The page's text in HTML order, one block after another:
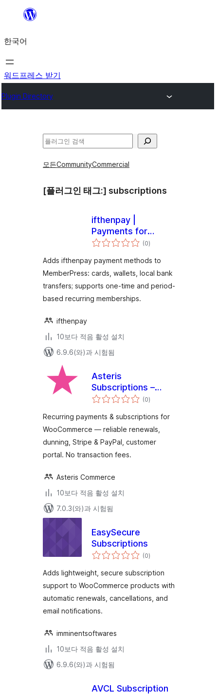
츠
로
바
가
한국어
워드프레스 받기
Plugin Directory
검
모든CommunityCommercial
[플러그인 태그:] subscriptions
ifthenpay |
Payments for
MemberPress
(0전
체
점
)
Adds ifthenpay payment methods to
MemberPress: cards, wallets, local bank
transfers; supports one-time and period-
based recurring memberships.
ifthenpay
10보다 적음 활성 설치
6.9.6(와)과 시험됨
Asteris
Subscriptions –
Recurring Payments
WooCommerce
(0전
체
점
)
Recurring payments & subscriptions for
WooCommerce — reliable renewals,
dunning, Stripe & PayPal, customer
portal. No transaction fees.
Asteris Commerce
10보다 적음 활성 설치
7.0.3(와)과 시험됨
EasySecure
Subscriptions
(0전
체
점
)
Adds lightweight, secure subscription
support to WooCommerce products with
automatic renewals, cancellations, and
email notifications.
imminentsoftwares
10보다 적음 활성 설치
6.9.6(와)과 시험됨
AVCL Subscription